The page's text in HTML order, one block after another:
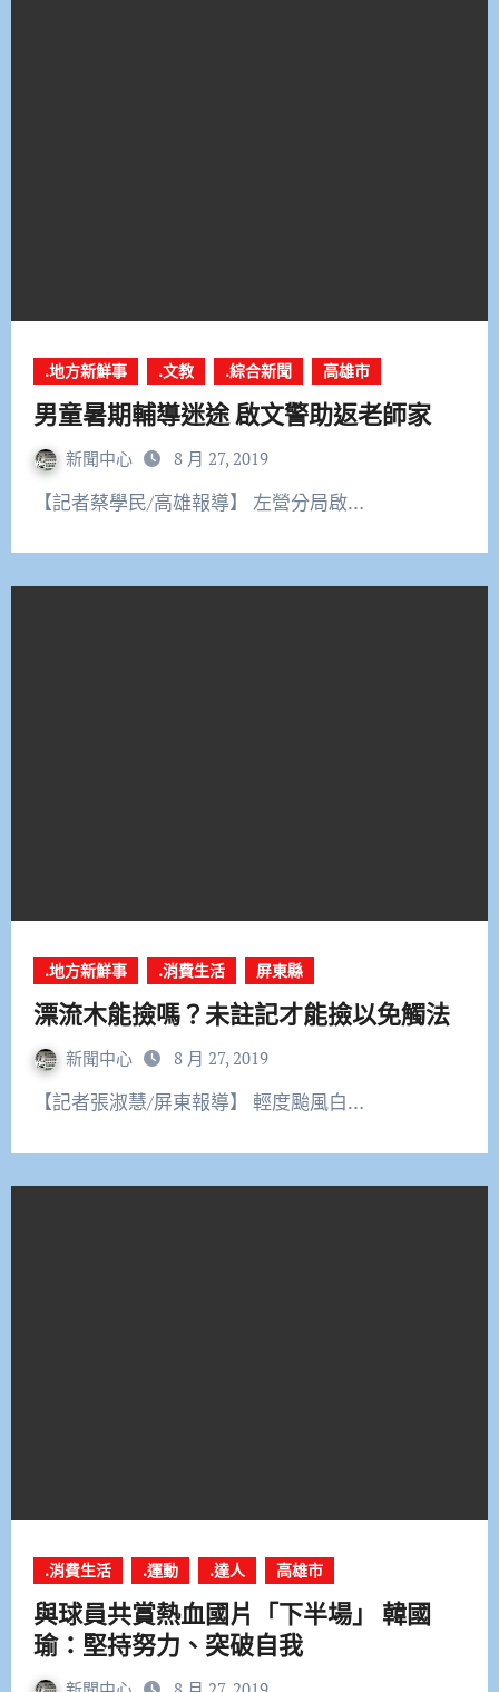
.地方新鮮事 .文教 .綜合新聞 高雄市
男童暑期輔導迷途 啟文警助返老師家
新聞中心 8 月 27, 2019
【記者蔡學民/高雄報導】 左營分局啟…
.地方新鮮事 .消費生活 屏東縣
漂流木能撿嗎？未註記才能撿以免觸法
新聞中心 8 月 27, 2019
【記者張淑慧/屏東報導】 輕度颱風白…
.消費生活 .運動 .達人 高雄市
與球員共賞熱血國片「下半場」 韓國
瑜：堅持努力、突破自我